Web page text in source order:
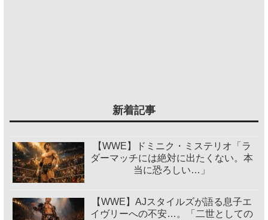
新着記事
【WWE】ドミニク・ミステリオ「ラ
ダーマッチには絶対に出たくない。本
当に恐ろしい…」
【WWE】AJスタイルズが語る息子エ
イヴリーへの不安…。「二世としての